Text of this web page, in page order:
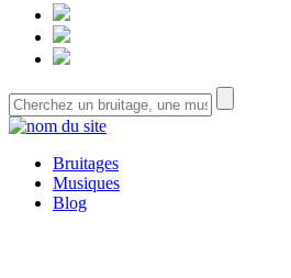
Bruitages
Musiques
Blog